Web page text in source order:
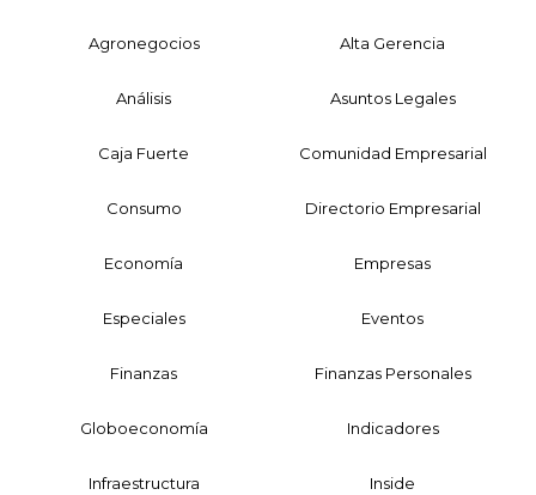
Agronegocios Alta Gerencia
Análisis Asuntos Legales
Caja Fuerte Comunidad Empresarial
Consumo Directorio Empresarial
Economía Empresas
Especiales Eventos
Finanzas Finanzas Personales
Globoeconomía Indicadores
Infraestructura Inside